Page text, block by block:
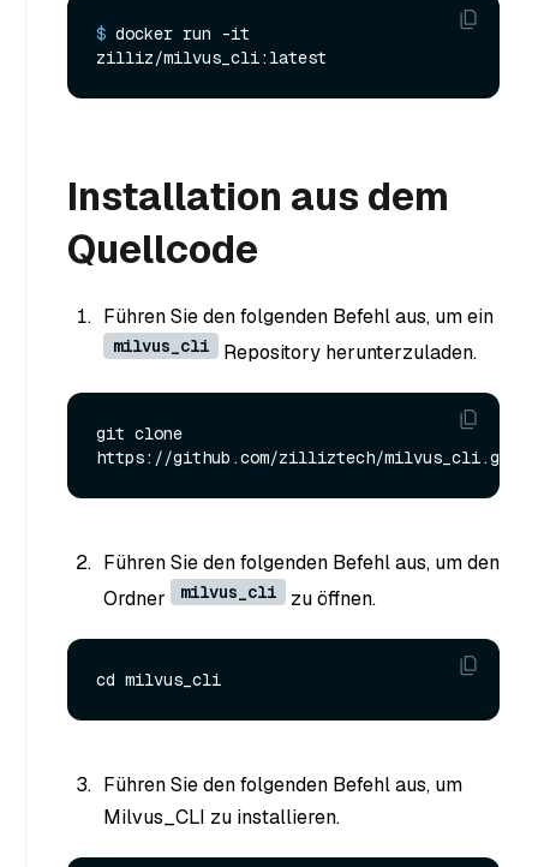
$ docker run -it
zilliz/milvus_cli:latest
Installation aus dem
Quellcode
Führen Sie den folgenden Befehl aus, um ein
milvus_cli Repository herunterzuladen.
git clone
Führen Sie den folgenden Befehl aus, um den
Ordner
milvus_cli zu öffnen.
Führen Sie den folgenden Befehl aus, um
Milvus_CLI zu installieren.